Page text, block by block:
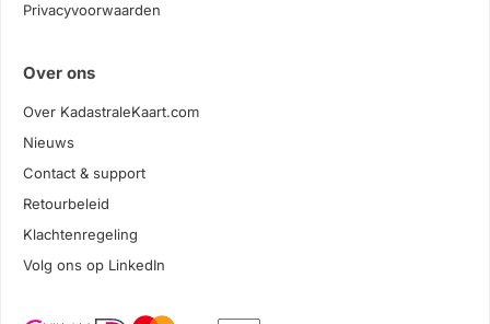
Privacyvoorwaarden
Over ons
Over KadastraleKaart.com
Nieuws
Contact & support
Retourbeleid
Klachtenregeling
Volg ons op LinkedIn